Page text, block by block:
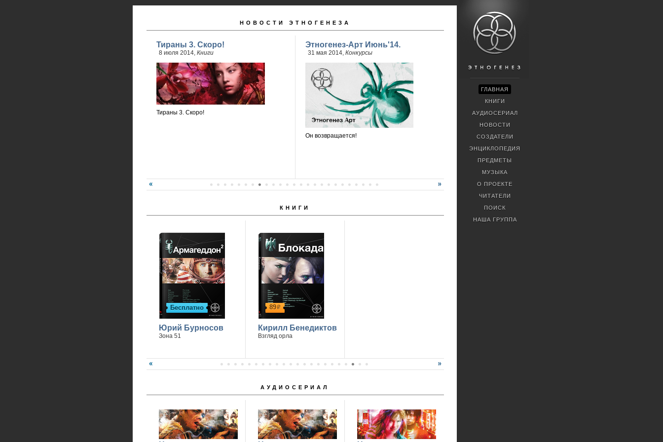
НОВОСТИ ЭТНОГЕНЕЗА
Тираны 3. Скоро!
8 июля 2014, Книги
Тираны 3. Скоро!
Этногенез-Арт Июнь'14.
31 мая 2014, Конкурсы
Он возвращается!
КНИГИ
Бесплатно
Юрий Бурносов
Зона 51
89р
Кирилл Бенедиктов
Взгляд орла
АУДИОСЕРИАЛ
ГЛАВНАЯ
КНИГИ
АУДИОСЕРИАЛ
НОВОСТИ
СОЗДАТЕЛИ
ЭНЦИКЛОПЕДИЯ
ПРЕДМЕТЫ
МУЗЫКА
О ПРОЕКТЕ
ЧИТАТЕЛИ
ПОИСК
НАША ГРУППА